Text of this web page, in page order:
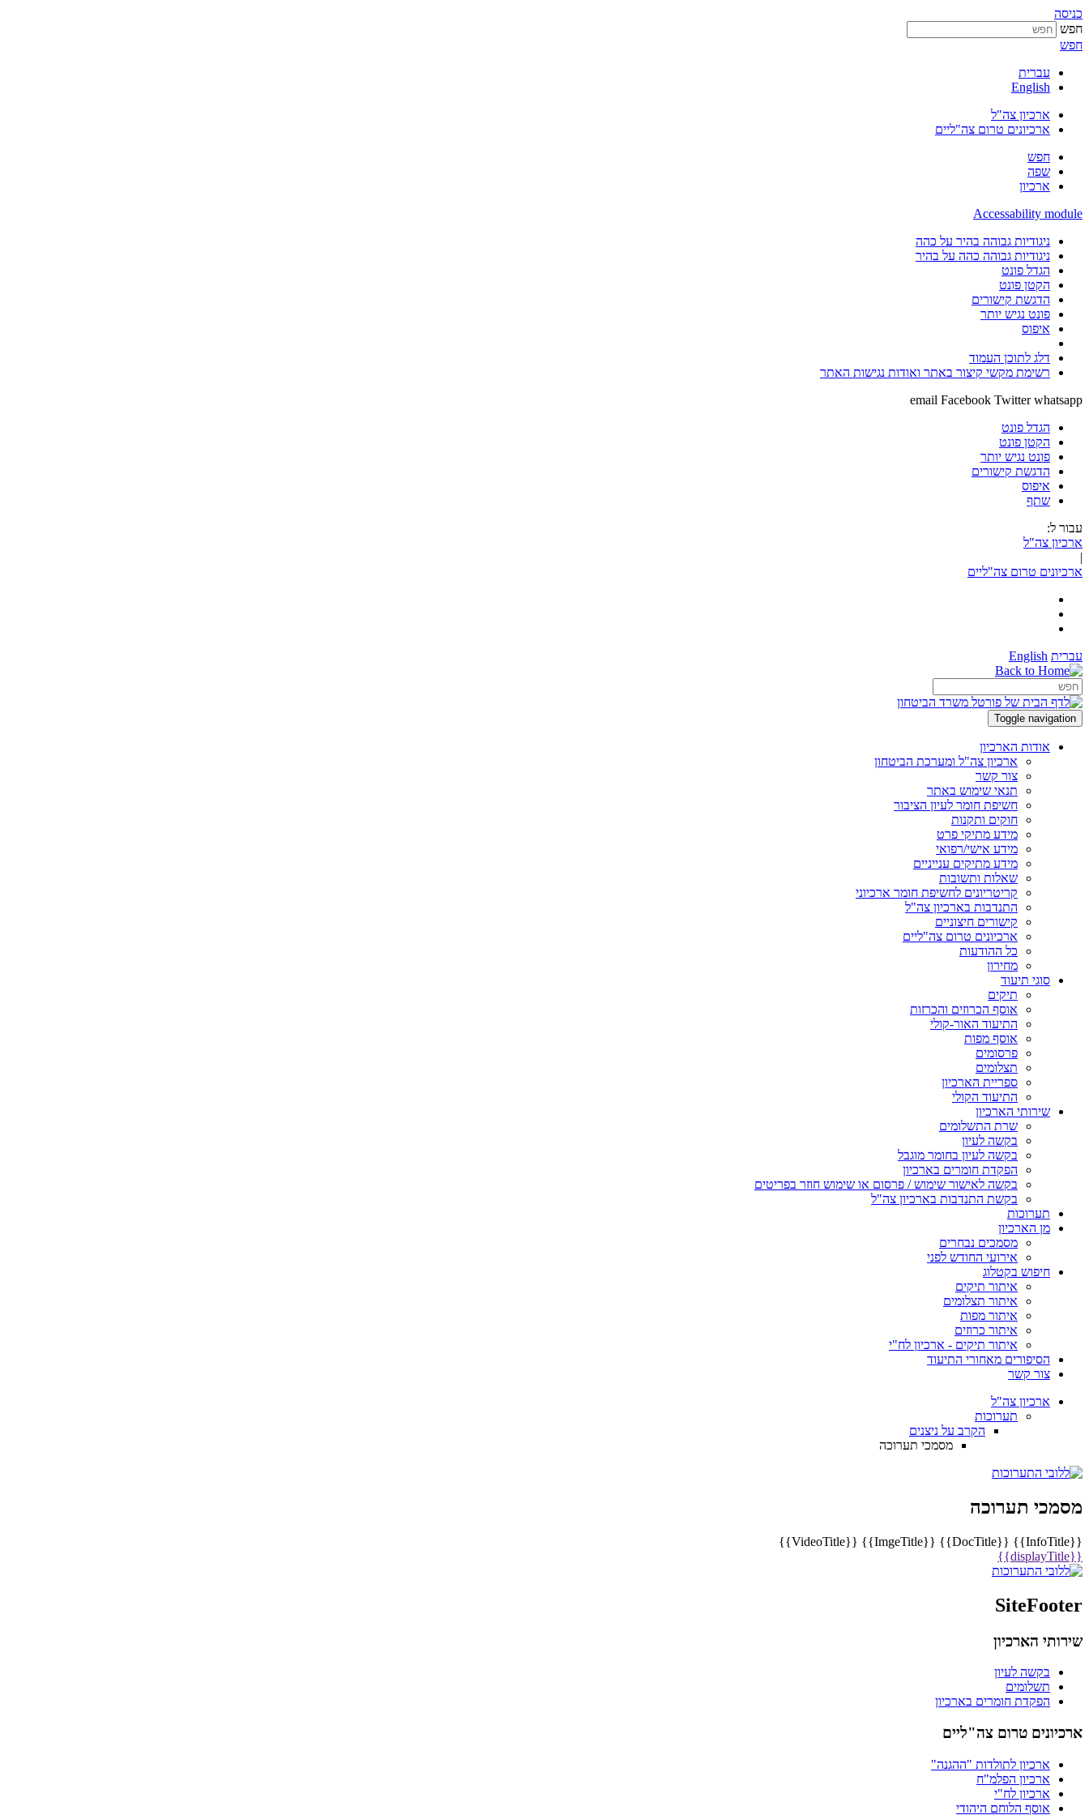
כניסה
חפש
חפש
עברית
English
ארכיון צה"ל
ארכיונים טרום צה"ליים
חפש
שפה
ארכיון
Accessability module
ניגודיות גבוהה בהיר על כהה
ניגודיות גבוהה כהה על בהיר
הגדל פונט
הקטן פונט
הדגשת קישורים
פונט נגיש יותר
איפוס
דלג לתוכן העמוד
רשימת מקשי קיצור באתר ואודות נגישות האתר
email Facebook Twitter whatsapp
הגדל פונט
הקטן פונט
פונט נגיש יותר
הדגשת קישורים
איפוס
שתף
עבור ל:
ארכיון צה"ל
|
ארכיונים טרום צה"ליים
עברית English
Toggle navigation
אודות הארכיון
ארכיון צה"ל ומערכת הביטחון
צור קשר
תנאי שימוש באתר
חשיפת חומר לעיון הציבור
חוקים ותקנות
מידע מתיקי פרט
מידע אישי/רפואי
מידע מתיקים ענייניים
שאלות ותשובות
קריטריונים לחשיפת חומר ארכיוני
התנדבות בארכיון צה"ל
קישורים חיצוניים
ארכיונים טרום צה"ליים
כל ההודעות
מחירון
סוגי תיעוד
תיקים
אוסף הכרוזים והכרזות
התיעוד האור-קולי
אוסף מפות
פרסומים
תצלומים
ספריית הארכיון
התיעוד הקולי
שירותי הארכיון
שרת התשלומים
בקשה לעיון
בקשה לעיון בחומר מוגבל
הפקדת חומרים בארכיון
בקשה לאישור שימוש / פרסום או שימוש חוזר בפריטים
בקשת התנדבות בארכיון צה"ל
תערוכות
מן הארכיון
מסמכים נבחרים
אירועי החודש לפני
חיפוש בקטלוג
איתור תיקים
איתור תצלומים
איתור מפות
איתור כרוזים
איתור תיקים - ארכיון לח"י
הסיפורים מאחורי התיעוד
צור קשר
ארכיון צה"ל
תערוכות
הקרב על ניצנים
מסמכי תערוכה
מסמכי תערוכה
{{InfoTitle}}
{{DocTitle}}
{{ImgeTitle}}
{{VideoTitle}}
{{displayTitle}}
SiteFooter
שירותי הארכיון
בקשה לעיון
תשלומים
הפקדת חומרים בארכיון
ארכיונים טרום צה"ליים
ארכיון לתולדות "ההגנה"
ארכיון הפלמ"ח
ארכיון לח"י
אוסף הלוחם היהודי